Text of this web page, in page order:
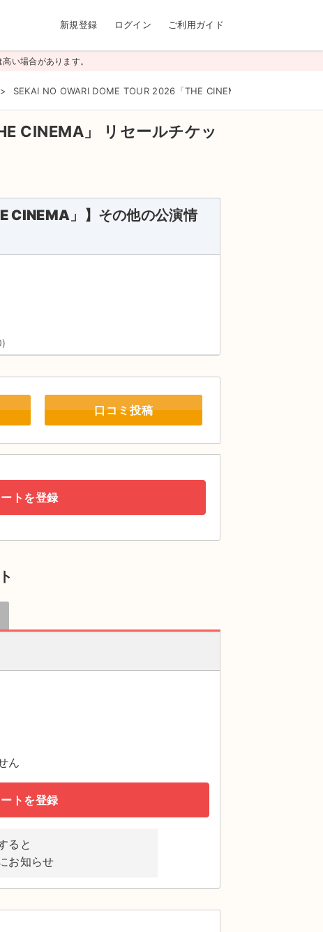
新規登録 ログイン ご利用ガイド
い場合があります。
> SEKAI NO OWARI DOME TOUR 2026「THE CINEMA」
CINEMA」
リセールチケッ
CINEMA」】その他の公演情
口コミ投稿
トを登録
ん
トを登録
ると
お知らせ